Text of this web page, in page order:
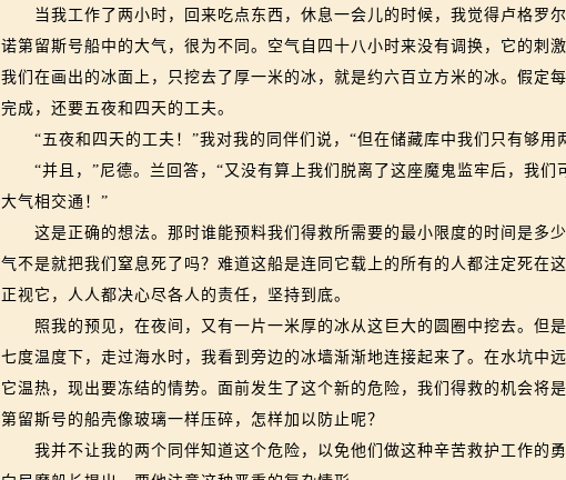
当我工作了两小时，回来吃点东西，休息一会儿的时候，我觉得卢格罗
诺第留斯号船中的大气，很为不同。空气自四十八小时来没有调换，它的刺
我们在画出的冰面上，只挖去了厚一米的冰，就是约六百立方米的冰。假定
完成，还要五夜和四天的工夫。
“五夜和四天的工夫！”我对我的同伴们说，“但在储藏库中我们只有够用
“并且，”尼德。兰回答，“又没有算上我们脱离了这座魔鬼监牢后，我们
大气相交通！”
这是正确的想法。那时谁能预料我们得救所需要的最小限度的时间是多
气不是就把我们窒息死了吗？难道这船是连同它载上的所有的人都注定死在
正视它，人人都决心尽各人的责任，坚持到底。
照我的预见，在夜间，又有一片一米厚的冰从这巨大的圆圈中挖去。但是
七度温度下，走过海水时，我看到旁边的冰墙渐渐地连接起来了。在水坑中
它温热，现出要冻结的情势。面前发生了这个新的危险，我们得救的机会将
第留斯号的船壳像玻璃一样压碎，怎样加以防止呢？
我并不让我的两个同伴知道这个危险，以免他们做这种辛苦救护工作的